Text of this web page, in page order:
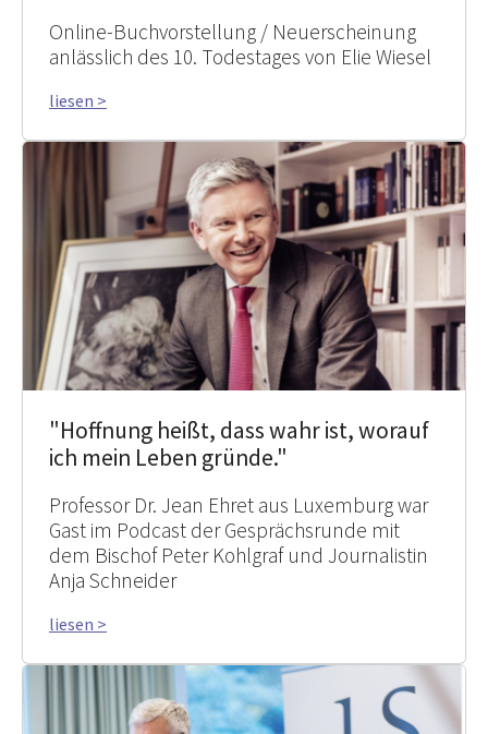
Online-Buchvorstellung / Neuerscheinung
anlässlich des 10. Todestages von Elie Wiesel
liesen >
"Hoffnung heißt, dass wahr ist, worauf
ich mein Leben gründe."
Professor Dr. Jean Ehret aus Luxemburg war
Gast im Podcast der Gesprächsrunde mit
dem Bischof Peter Kohlgraf und Journalistin
Anja Schneider
liesen >